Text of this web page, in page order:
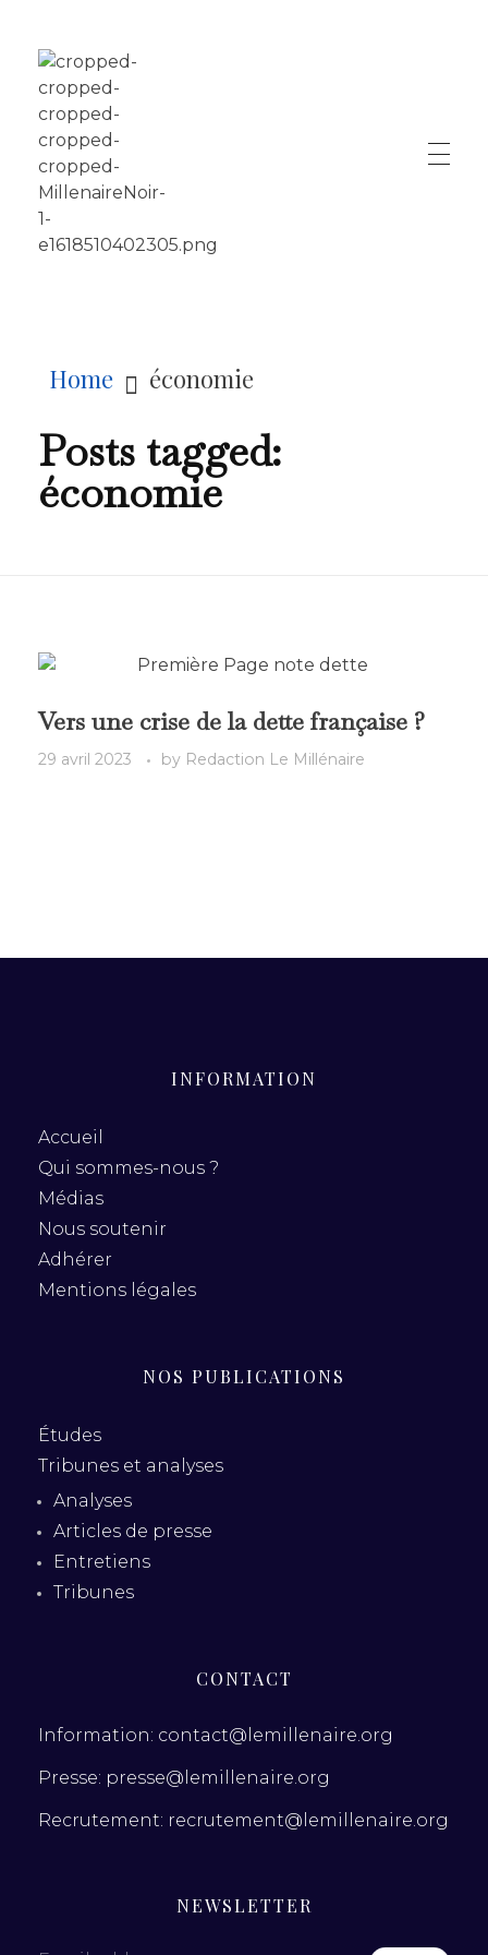
Home économie
Posts tagged:
économie
Vers une crise de la dette française ?
29 avril 2023 by Redaction Le Millénaire
INFORMATION
Accueil
Qui sommes-nous ?
Médias
Nous soutenir
Adhérer
Mentions légales
NOS PUBLICATIONS
Études
Tribunes et analyses
Analyses
Articles de presse
Entretiens
Tribunes
CONTACT
Information: contact@lemillenaire.org
Presse: presse@lemillenaire.org
Recrutement: recrutement@lemillenaire.org
NEWSLETTER